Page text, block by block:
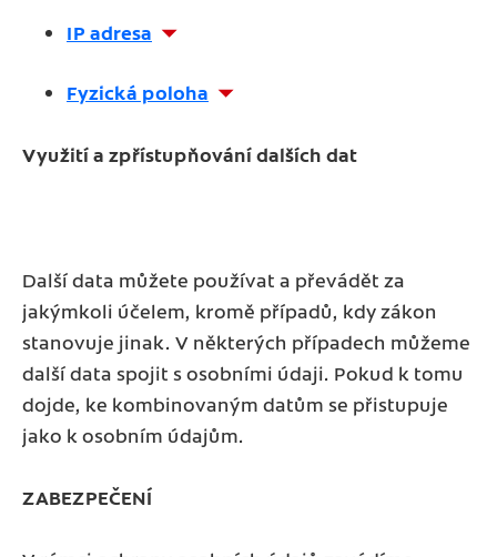
IP adresa
Fyzická poloha
Využití a zpřístupňování dalších dat
Další data můžete používat a převádět za
jakýmkoli účelem, kromě případů, kdy zákon
stanovuje jinak. V některých případech můžeme
další data spojit s osobními údaji. Pokud k tomu
dojde, ke kombinovaným datům se přistupuje
jako k osobním údajům.
ZABEZPEČENÍ